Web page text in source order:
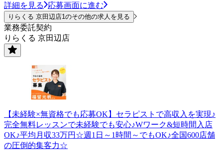
詳細を見る 応募画面に進む
りらくる 京田辺店1のその他の求人を見る
業務委託契約
りらくる 京田辺店
【未経験×無資格でも応募OK】セラピストで高収入を実現♪
完全無料レッスンで未経験でも安心♪Wワーク&短時間入店
OK♪平均月収33万円☆週1日～1時間～でもOK♪全国600店舗
の圧倒的集客力☆